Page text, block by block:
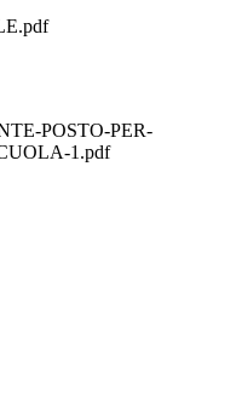
POSTO-PER-
1.pdf